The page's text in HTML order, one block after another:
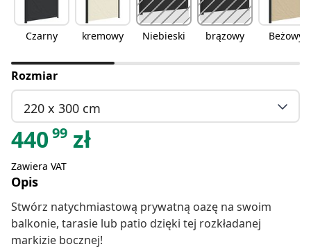
Czarny kremowy Niebieski brązowy Beżowy
Rozmiar
220 x 300 cm
44099 zł
Zawiera VAT
Opis
Stwórz natychmiastową prywatną oazę na swoim
balkonie, tarasie lub patio dzięki tej rozkładanej
markizie bocznej!